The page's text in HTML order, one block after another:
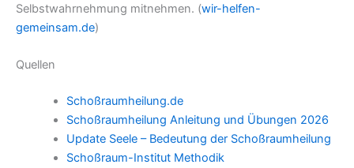
Selbstwahrnehmung mitnehmen. (wir-helfen-
gemeinsam.de)
Quellen
Schoßraumheilung.de
Schoßraumheilung Anleitung und Übungen 2026
Update Seele – Bedeutung der Schoßraumheilung
Schoßraum-Institut Methodik